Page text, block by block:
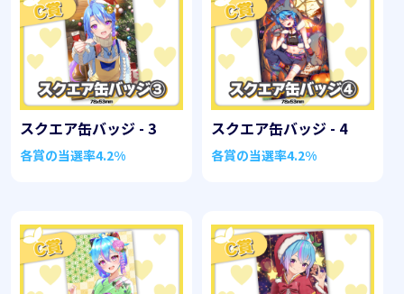
スクエア缶バッジ - 3
各賞の当選率4.2%
スクエア缶バッジ - 4
各賞の当選率4.2%